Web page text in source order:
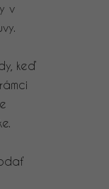
v
keď